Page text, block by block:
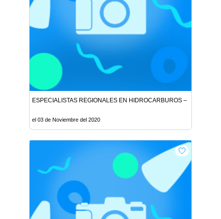
ESPECIALISTAS REGIONALES EN HIDROCARBUROS – LIMA
el 03 de Noviembre del 2020